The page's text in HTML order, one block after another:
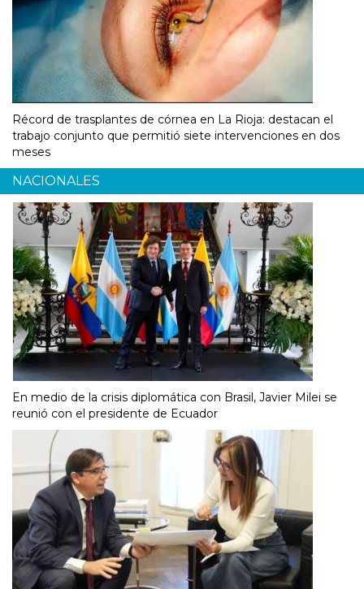
Récord de trasplantes de córnea en La Rioja: destacan el
trabajo conjunto que permitió siete intervenciones en dos
meses
NACIONALES
En medio de la crisis diplomática con Brasil, Javier Milei se
reunió con el presidente de Ecuador